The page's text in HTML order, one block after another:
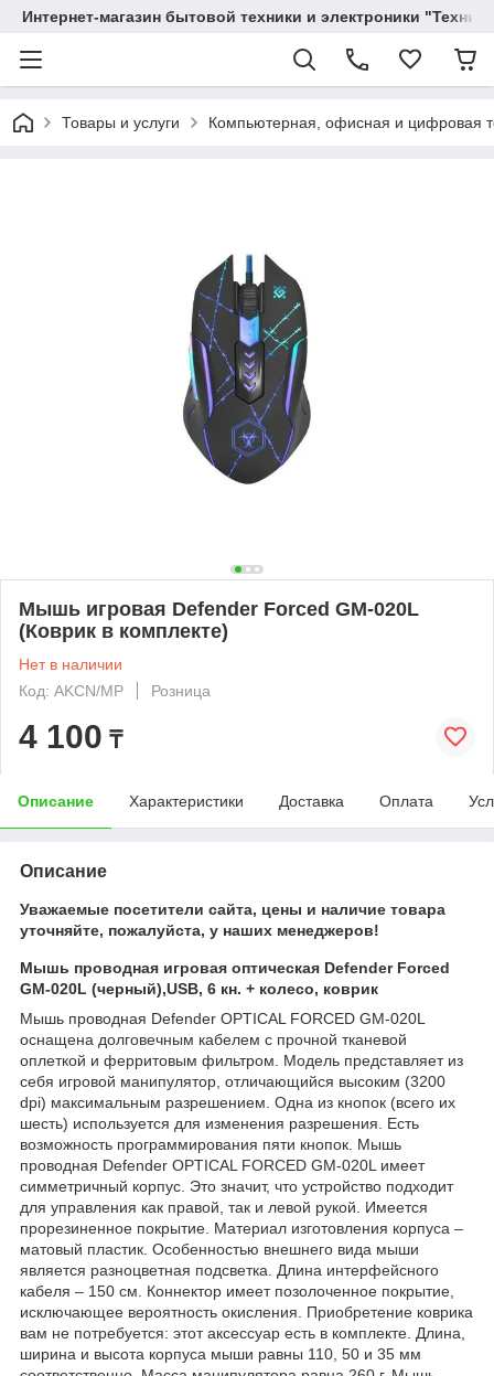
Интернет-магазин бытовой техники и электроники
Товары и услуги Компьютерная, офисная и цифровая
Мышь игровая Defender Forced GM-020L
(Коврик в комплекте)
Нет в наличии
Код: AKCN/MP
Розница
4 100 ₸
Описание Характеристики Доставка Оплата
Описание
Уважаемые посетители сайта, цены и наличие товара
уточняйте, пожалуйста, у наших менеджеров!
Мышь проводная игровая оптическая Defender Forced
GM-020L (черный),USB, 6 кн. + колесо, коврик
Мышь проводная Defender OPTICAL FORCED GM-020L
оснащена долговечным кабелем с прочной тканевой
оплеткой и ферритовым фильтром. Модель представляет из
себя игровой манипулятор, отличающийся высоким (3200
dpi) максимальным разрешением. Одна из кнопок (всего их
шесть) используется для изменения разрешения. Есть
возможность программирования пяти кнопок. Мышь
проводная Defender OPTICAL FORCED GM-020L имеет
симметричный корпус. Это значит, что устройство подходит
для управления как правой, так и левой рукой. Имеется
прорезиненное покрытие. Материал изготовления корпуса –
матовый пластик. Особенностью внешнего вида мыши
является разноцветная подсветка. Длина интерфейсного
кабеля – 150 см. Коннектор имеет позолоченное покрытие,
исключающее вероятность окисления. Приобретение коврика
вам не потребуется: этот аксессуар есть в комплекте. Длина,
ширина и высота корпуса мыши равны 110, 50 и 35 мм